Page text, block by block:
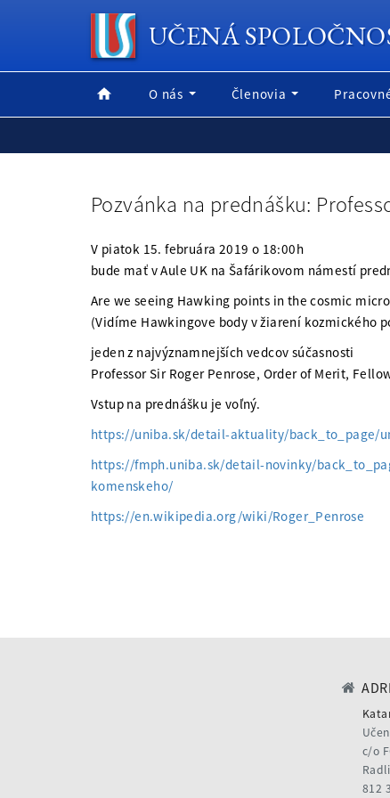
UČENÁ
O nás Členovia
Pozvánka na prednášku:
V piatok 15. februára 2019 o 18:00h
bude mať v Aule UK na Šafárikovom námestí
Are we seeing Hawking points in the cosmic
(Vidíme Hawkingove body v žiarení kozmického
jeden z najvýznamnejších vedcov súčasnosti
Professor Sir Roger Penrose, Order of Merit,
Vstup na prednášku je voľný.
https://uniba.sk/detail-aktuality/back_to_page/
https://fmph.uniba.sk/detail-novinky/
komenskeho/
https://en.wikipedia.org/wiki/Roger_Penrose
c/o
812